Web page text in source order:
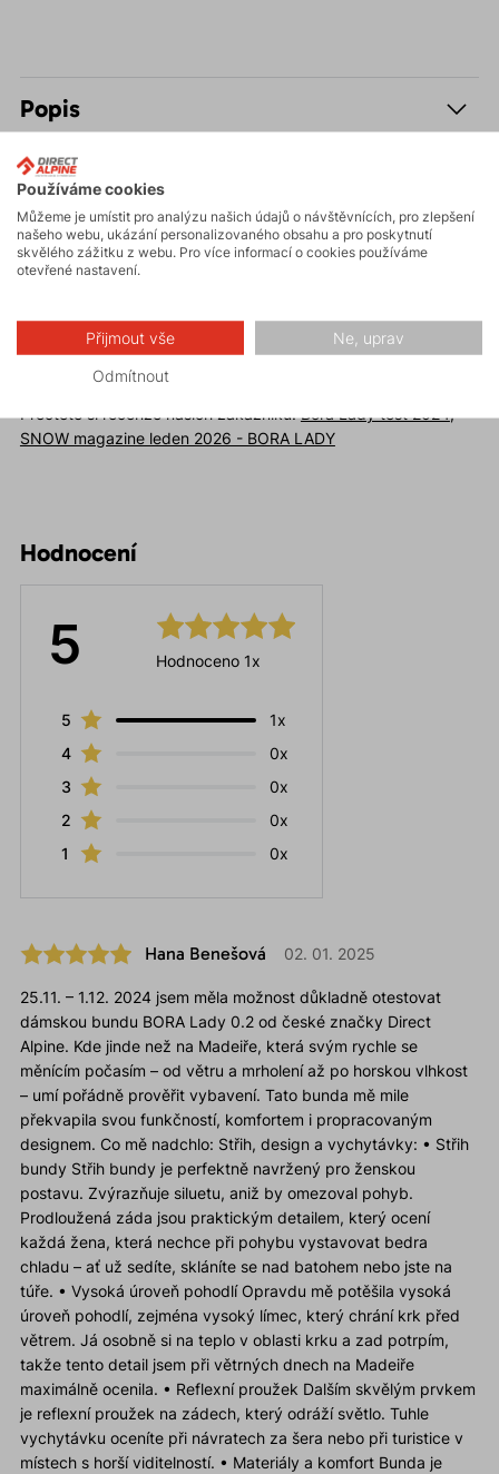
Popis
Parametry
Údržba
Recenze
Přečtete si recenze našich zákazníků:Bora Lady test 2024,
SNOW magazine leden 2026 - BORA LADY
Hodnocení
5 Hodnoceno 1x
5
1x
4
0x
3
0x
2
0x
1
0x
Hana Benešová 02. 01. 2025
25.11. – 1.12. 2024 jsem měla možnost důkladně otestovat
dámskou bundu BORA Lady 0.2 od české značky Direct
Alpine. Kde jinde než na Madeiře, která svým rychle se
měnícím počasím – od větru a mrholení až po horskou vlhkost
– umí pořádně prověřit vybavení. Tato bunda mě mile
překvapila svou funkčností, komfortem i propracovaným
designem. Co mě nadchlo: Střih, design a vychytávky: • Střih
bundy Střih bundy je perfektně navržený pro ženskou
postavu. Zvýrazňuje siluetu, aniž by omezoval pohyb.
Prodloužená záda jsou praktickým detailem, který ocení
každá žena, která nechce při pohybu vystavovat bedra
chladu – ať už sedíte, skláníte se nad batohem nebo jste na
túře. • Vysoká úroveň pohodlí Opravdu mě potěšila vysoká
úroveň pohodlí, zejména vysoký límec, který chrání krk před
větrem. Já osobně si na teplo v oblasti krku a zad potrpím,
takže tento detail jsem při větrných dnech na Madeiře
maximálně ocenila. • Reflexní proužek Dalším skvělým prvkem
je reflexní proužek na zádech, který odráží světlo. Tuhle
vychytávku oceníte při návratech za šera nebo při turistice v
místech s horší viditelností. • Materiály a komfort Bunda je
Používáme cookies
Můžeme je umístit pro analýzu našich údajů o návštěvnících, pro zlepšení
našeho webu, ukázání personalizovaného obsahu a pro poskytnutí
skvělého zážitku z webu. Pro více informací o cookies používáme
otevřené nastavení.
Přijmout vše Ne, uprav
Odmítnout